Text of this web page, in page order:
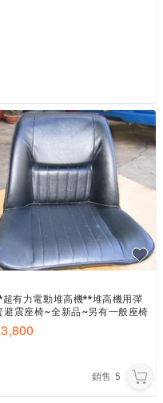
超有力電動堆高機**堆高機用彈
避震座椅~全新品~另有一般座椅
3,800
銷售 5